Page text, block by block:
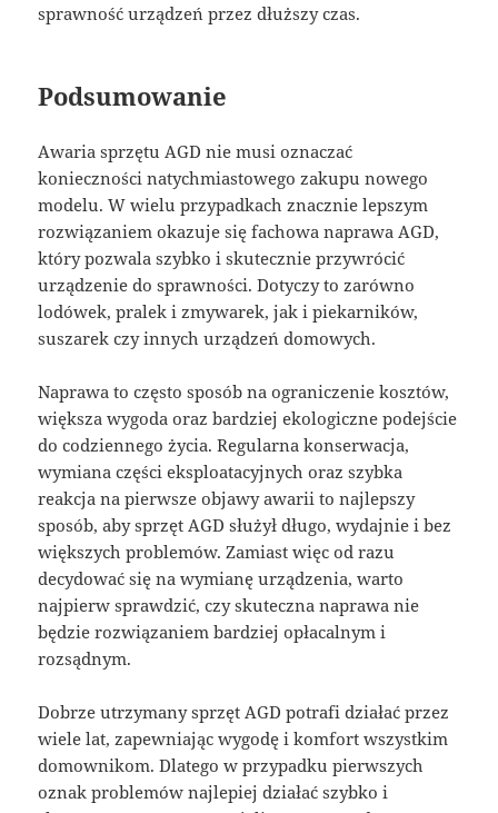
sprawność urządzeń przez dłuższy czas.
Podsumowanie
Awaria sprzętu AGD nie musi oznaczać
konieczności natychmiastowego zakupu nowego
modelu. W wielu przypadkach znacznie lepszym
rozwiązaniem okazuje się fachowa naprawa AGD,
który pozwala szybko i skutecznie przywrócić
urządzenie do sprawności. Dotyczy to zarówno
lodówek, pralek i zmywarek, jak i piekarników,
suszarek czy innych urządzeń domowych.
Naprawa to często sposób na ograniczenie kosztów,
większa wygoda oraz bardziej ekologiczne podejście
do codziennego życia. Regularna konserwacja,
wymiana części eksploatacyjnych oraz szybka
reakcja na pierwsze objawy awarii to najlepszy
sposób, aby sprzęt AGD służył długo, wydajnie i bez
większych problemów. Zamiast więc od razu
decydować się na wymianę urządzenia, warto
najpierw sprawdzić, czy skuteczna naprawa nie
będzie rozwiązaniem bardziej opłacalnym i
rozsądnym.
Dobrze utrzymany sprzęt AGD potrafi działać przez
wiele lat, zapewniając wygodę i komfort wszystkim
domownikom. Dlatego w przypadku pierwszych
oznak problemów najlepiej działać szybko i